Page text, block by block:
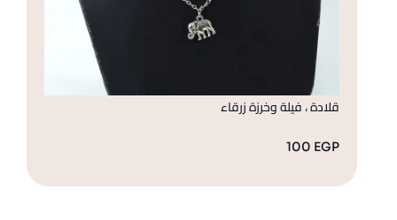
قلادة ، فيلة وخرزة زرقاء
100 EGP